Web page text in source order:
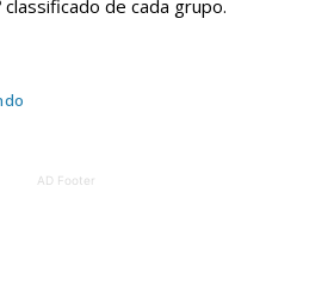
classificado de cada grupo.
AD Footer